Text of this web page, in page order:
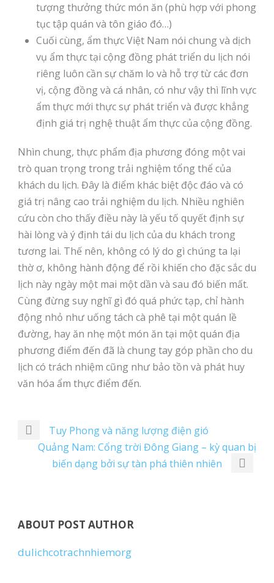
tượng thưởng thức món ăn (phù hợp với phong
tục tập quán và tôn giáo đó…)
Cuối cùng, ẩm thực Việt Nam nói chung và dịch
vụ ẩm thực tại cộng đồng phát triển du lịch nói
riêng luôn cần sự chăm lo và hỗ trợ từ các đơn
vị, cộng đồng và cá nhân, có như vậy thì lĩnh vực
ẩm thực mới thực sự phát triển và được khẳng
định giá trị nghệ thuật ẩm thực của cộng đồng.
Nhìn chung, thực phẩm địa phương đóng một vai
trò quan trọng trong trải nghiệm tổng thể của
khách du lịch. Đây là điểm khác biệt độc đáo và có
giá trị nâng cao trải nghiệm du lịch. Nhiều nghiên
cứu còn cho thấy điều này là yếu tố quyết định sự
hài lòng và ý định tái du lịch của du khách trong
tương lai. Thế nên, không có lý do gì chúng ta lại
thờ ơ, không hành động để rồi khiến cho đặc sắc du
lịch này ngày một mai một dần và sau đó biến mất.
Cùng đừng suy nghĩ gì đó quá phức tạp, chỉ hành
động nhỏ như uống tách cà phê tại một quán lề
đường, hay ăn nhẹ một món ăn tại một quán địa
phương điểm đến đã là chung tay góp phần cho du
lịch có trách nhiệm cũng như bảo tồn và phát huy
văn hóa ẩm thực điểm đến.
Tuy Phong và năng lượng điện gió
Quảng Nam: Cổng trời Đông Giang – kỳ quan bị
biến dạng bởi sự tàn phá thiên nhiên
ABOUT POST AUTHOR
dulichcotrachnhiemorg